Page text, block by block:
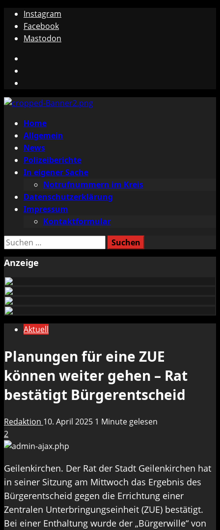
Zum
Inhalt
springen
Instagram
Facebook
Mastodon
Primäres
Menü
Home
Allgemein
News
Polizeiberichte
In eigener Sache
Notrufnummern im Kreis
Datenschutzerklärung
Impressum
Kontaktformular
Suchen
Anzeige
Aktuell
Planungen für eine ZUE
können weiter gehen – Rat
bestätigt Bürgerentscheid
Redaktion 10. April 2025 1 Minute gelesen
2
Geilenkirchen. Der Rat der Stadt Geilenkirchen hat
in seiner Sitzung am Mittwoch das Ergebnis des
Bürgerentscheid gegen die Errichtung einer
Zentralen Unterbringungseinheit (ZUE) bestätigt.
Bei einer Enthaltung wurde der „Bürgerwille“ von